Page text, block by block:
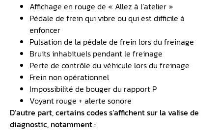
Affichage en rouge de « Allez à l’atelier »
Pédale de frein qui vibre ou qui est difficile à
enfoncer
Pulsation de la pédale de frein lors du freinage
Bruits inhabituels pendant le freinage
Perte de contrôle du véhicule lors du freinage
Frein non opérationnel
Impossibilité de bouger du rapport P
Voyant rouge + alerte sonore
D’autre part, certains codes s’affichent sur la valise de
diagnostic, notamment :